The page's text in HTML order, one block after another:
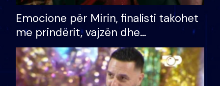
Emocione për Mirin, finalisti takohet
me prindërit, vajzën dhe
bashkëshorten: S’kemi ndonjë letër
divorci apo jo?